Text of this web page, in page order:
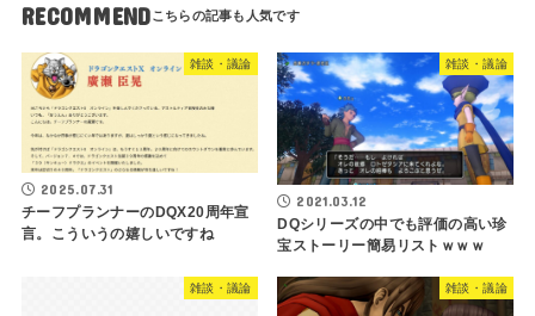
RECOMMEND
雑談・議論
2025.07.31
チーフプランナーのDQX20周年宣
言。こういうの嬉しいですね
雑談・議論
2021.03.12
DQシリーズの中でも評価の高い珍
宝ストーリー簡易リストｗｗｗ
雑談・議論 雑談・議論